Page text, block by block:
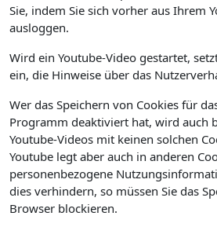
Sie, indem Sie sich vorher aus Ihrem
ausloggen.
Wird ein Youtube-Video gestartet,
ein, die Hinweise über das
Wer das Speichern von Cookies für
Programm deaktiviert hat, wird auch
Youtube-Videos mit keinen solchen
Youtube legt aber auch in anderen
personenbezogene
dies verhindern, so müssen Sie das
Browser blockieren.